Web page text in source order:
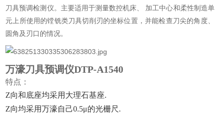
刀具预调检测仪。主要适用于测量数控机床、 加工中心和柔性制造单
元上所使用的镗铣类刀具切削刃的坐标位置，并能检查刀尖的角度、
圆角及刃口的情况。
万濠刀具预调仪DTP-A1540
特点：
Z向和底座均采用大理石基座.
Z向均采用万濠自己0.5μ的光栅尺.